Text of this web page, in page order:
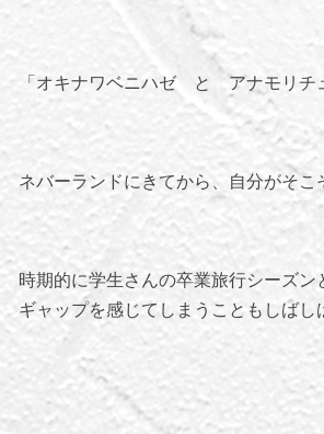
「オキナワベニハゼ と アナモリチ
ネバーランドにきてから、自分がそこ
時期的に学生さんの卒業旅行シーズ
ギャップを感じてしまうこともしばし